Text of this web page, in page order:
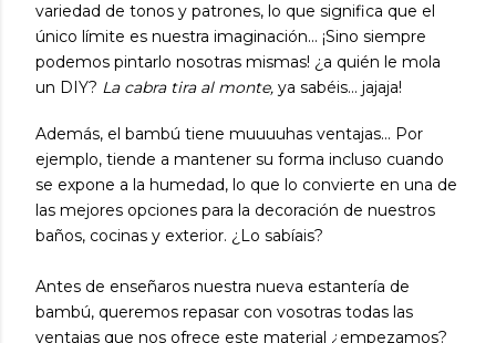
variedad de tonos y patrones, lo que significa que el
único límite es nuestra imaginación... ¡Sino siempre
podemos pintarlo nosotras mismas! ¿a quién le mola
un DIY? La cabra tira al monte, ya sabéis... jajaja!
Además, el bambú tiene muuuuhas ventajas... Por
ejemplo, tiende a mantener su forma incluso cuando
se expone a la humedad, lo que lo convierte en una de
las mejores opciones para la decoración de nuestros
baños, cocinas y exterior. ¿Lo sabíais?
Antes de enseñaros nuestra nueva estantería de
bambú, queremos repasar con vosotras todas las
ventajas que nos ofrece este material ¿empezamos?